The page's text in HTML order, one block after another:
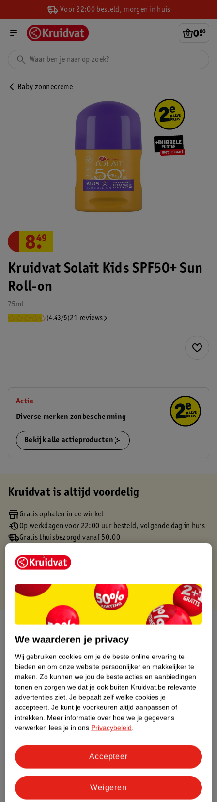
Voor 22:00 besteld, morgen in huis
0.
00
Baby zonnecreme
Kruidvat Solait Kids SPF50+ Sun
Roll-on
75ml
(4.43/5)21 reviews
8.
49
Actie
Diverse merken zonbescherming
Bekijk alle actieproducten
Kruidvat is altijd voordelig
Gratis ophalen in de winkel
Op werkdagen voor 22:00 uur besteld, volgende dag in huis
Gratis thuisbezorgd vanaf 50.00
Gratis punten met je Kruidvat kaart
Over dit product
Productinformatie
Etiketinformatie
Nature Impact Score
Dit product heeft (nog) geen Nature
Impact Score.
Bestel & Bezorginformatie
We waarderen je privacy
Wij gebruiken cookies om je de beste online ervaring te
bieden en om onze website persoonlijker en makkelijker te
maken. Zo kunnen we jou de beste acties en aanbiedingen
tonen en zorgen we dat je ook buiten Kruidvat.be relevante
advertenties ziet. Je bepaalt zelf welke cookies je
accepteert. Je kunt je voorkeuren altijd aanpassen of
intrekken. Meer informatie over hoe we je gegevens
verwerken lees je in ons Privacybeleid.
Weigeren
Accepteer